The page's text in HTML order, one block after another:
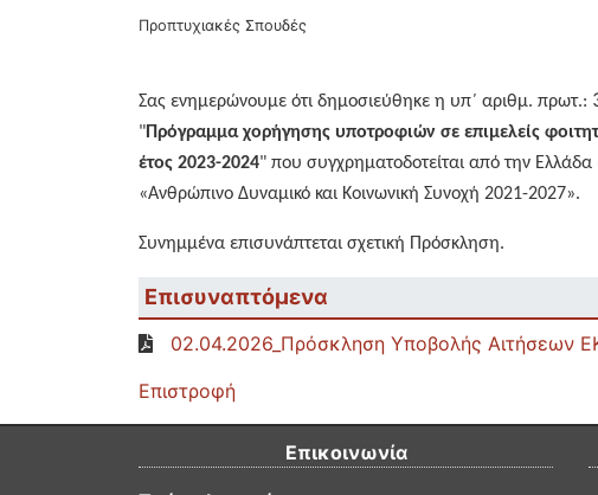
Προπτυχιακές Σπουδές
Σας ενημερώνουμε ότι δημοσιεύθηκε η υπ΄ αριθμ. πρωτ.:
"Πρόγραμμα χορήγησης υποτροφιών σε επιμελείς
έτος 2023-2024" που συγχρηματοδοτείται από την
«Ανθρώπινο Δυναμικό και Κοινωνική Συνοχή 2021-2027».
Συνημμένα επισυνάπτεται σχετική Πρόσκληση.
Επισυναπτόμενα
02.04.2026_Πρόσκληση Υποβολής Αιτήσεων
Επιστροφή
Επικοινωνία